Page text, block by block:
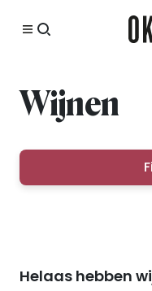
Wijnen
Helaas hebben